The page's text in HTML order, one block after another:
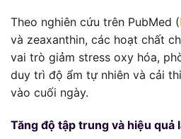
Theo nghiên cứu trên PubMed (
và zeaxanthin, các hoạt chất
vai trò giảm stress oxy hóa,
duy trì độ ẩm tự nhiên và cải
vào cuối ngày.
Tăng độ tập trung và hiệu quả